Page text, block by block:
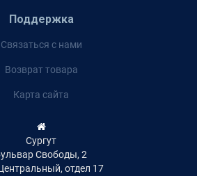
Поддержка
Связаться с нами
Возврат товара
Карта сайта
Сургут
Свободы, 2
отдел 17